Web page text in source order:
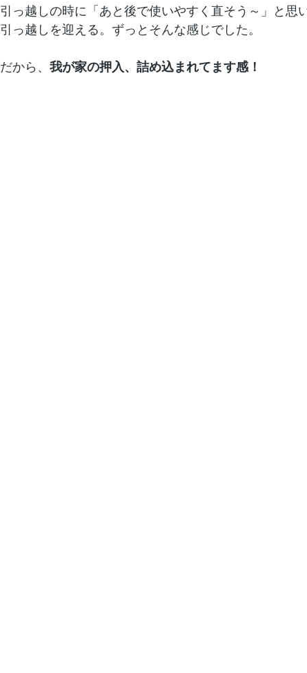
引っ越しの時に「あと後で使いやすく直そう～」と思
引っ越しを迎える。ずっとそんな感じでした。
だから、 我が家の押入、詰め込まれてます感！